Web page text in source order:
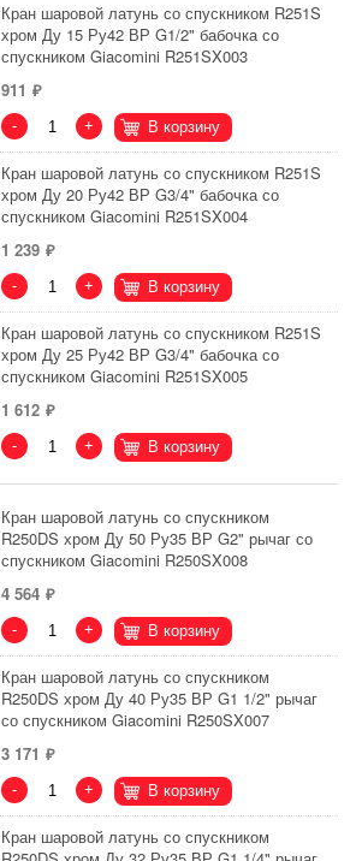
Кран шаровой латунь со спускником R251S
хром Ду 15 Ру42 ВР G1/2" бабочка со
спускником Giacomini R251SX003
911
- + В корзину
Кран шаровой латунь со спускником R251S
хром Ду 20 Ру42 ВР G3/4" бабочка со
спускником Giacomini R251SX004
1 239
- + В корзину
Кран шаровой латунь со спускником R251S
хром Ду 25 Ру42 ВР G3/4" бабочка со
спускником Giacomini R251SX005
1 612
- + В корзину
Кран шаровой латунь со спускником
R250DS хром Ду 50 Ру35 ВР G2" рычаг со
спускником Giacomini R250SX008
4 564
- + В корзину
Кран шаровой латунь со спускником
R250DS хром Ду 40 Ру35 ВР G1 1/2" рычаг
со спускником Giacomini R250SX007
3 171
- + В корзину
Кран шаровой латунь со спускником